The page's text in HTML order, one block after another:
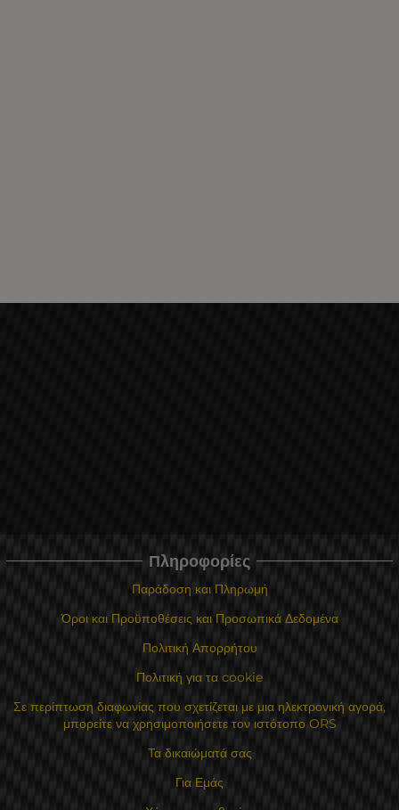
Πληροφορίες
Παράδοση και Πληρωμή
Όροι και Προϋποθέσεις και Προσωπικά Δεδομένα
Πολιτική Απορρήτου
Πολιτική για τα cookie
Σε περίπτωση διαφωνίας που σχετίζεται με μια ηλεκτρονική αγορά,
μπορείτε να χρησιμοποιήσετε τον ιστότοπο ORS
Τα δικαιώματά σας
Για Εμάς